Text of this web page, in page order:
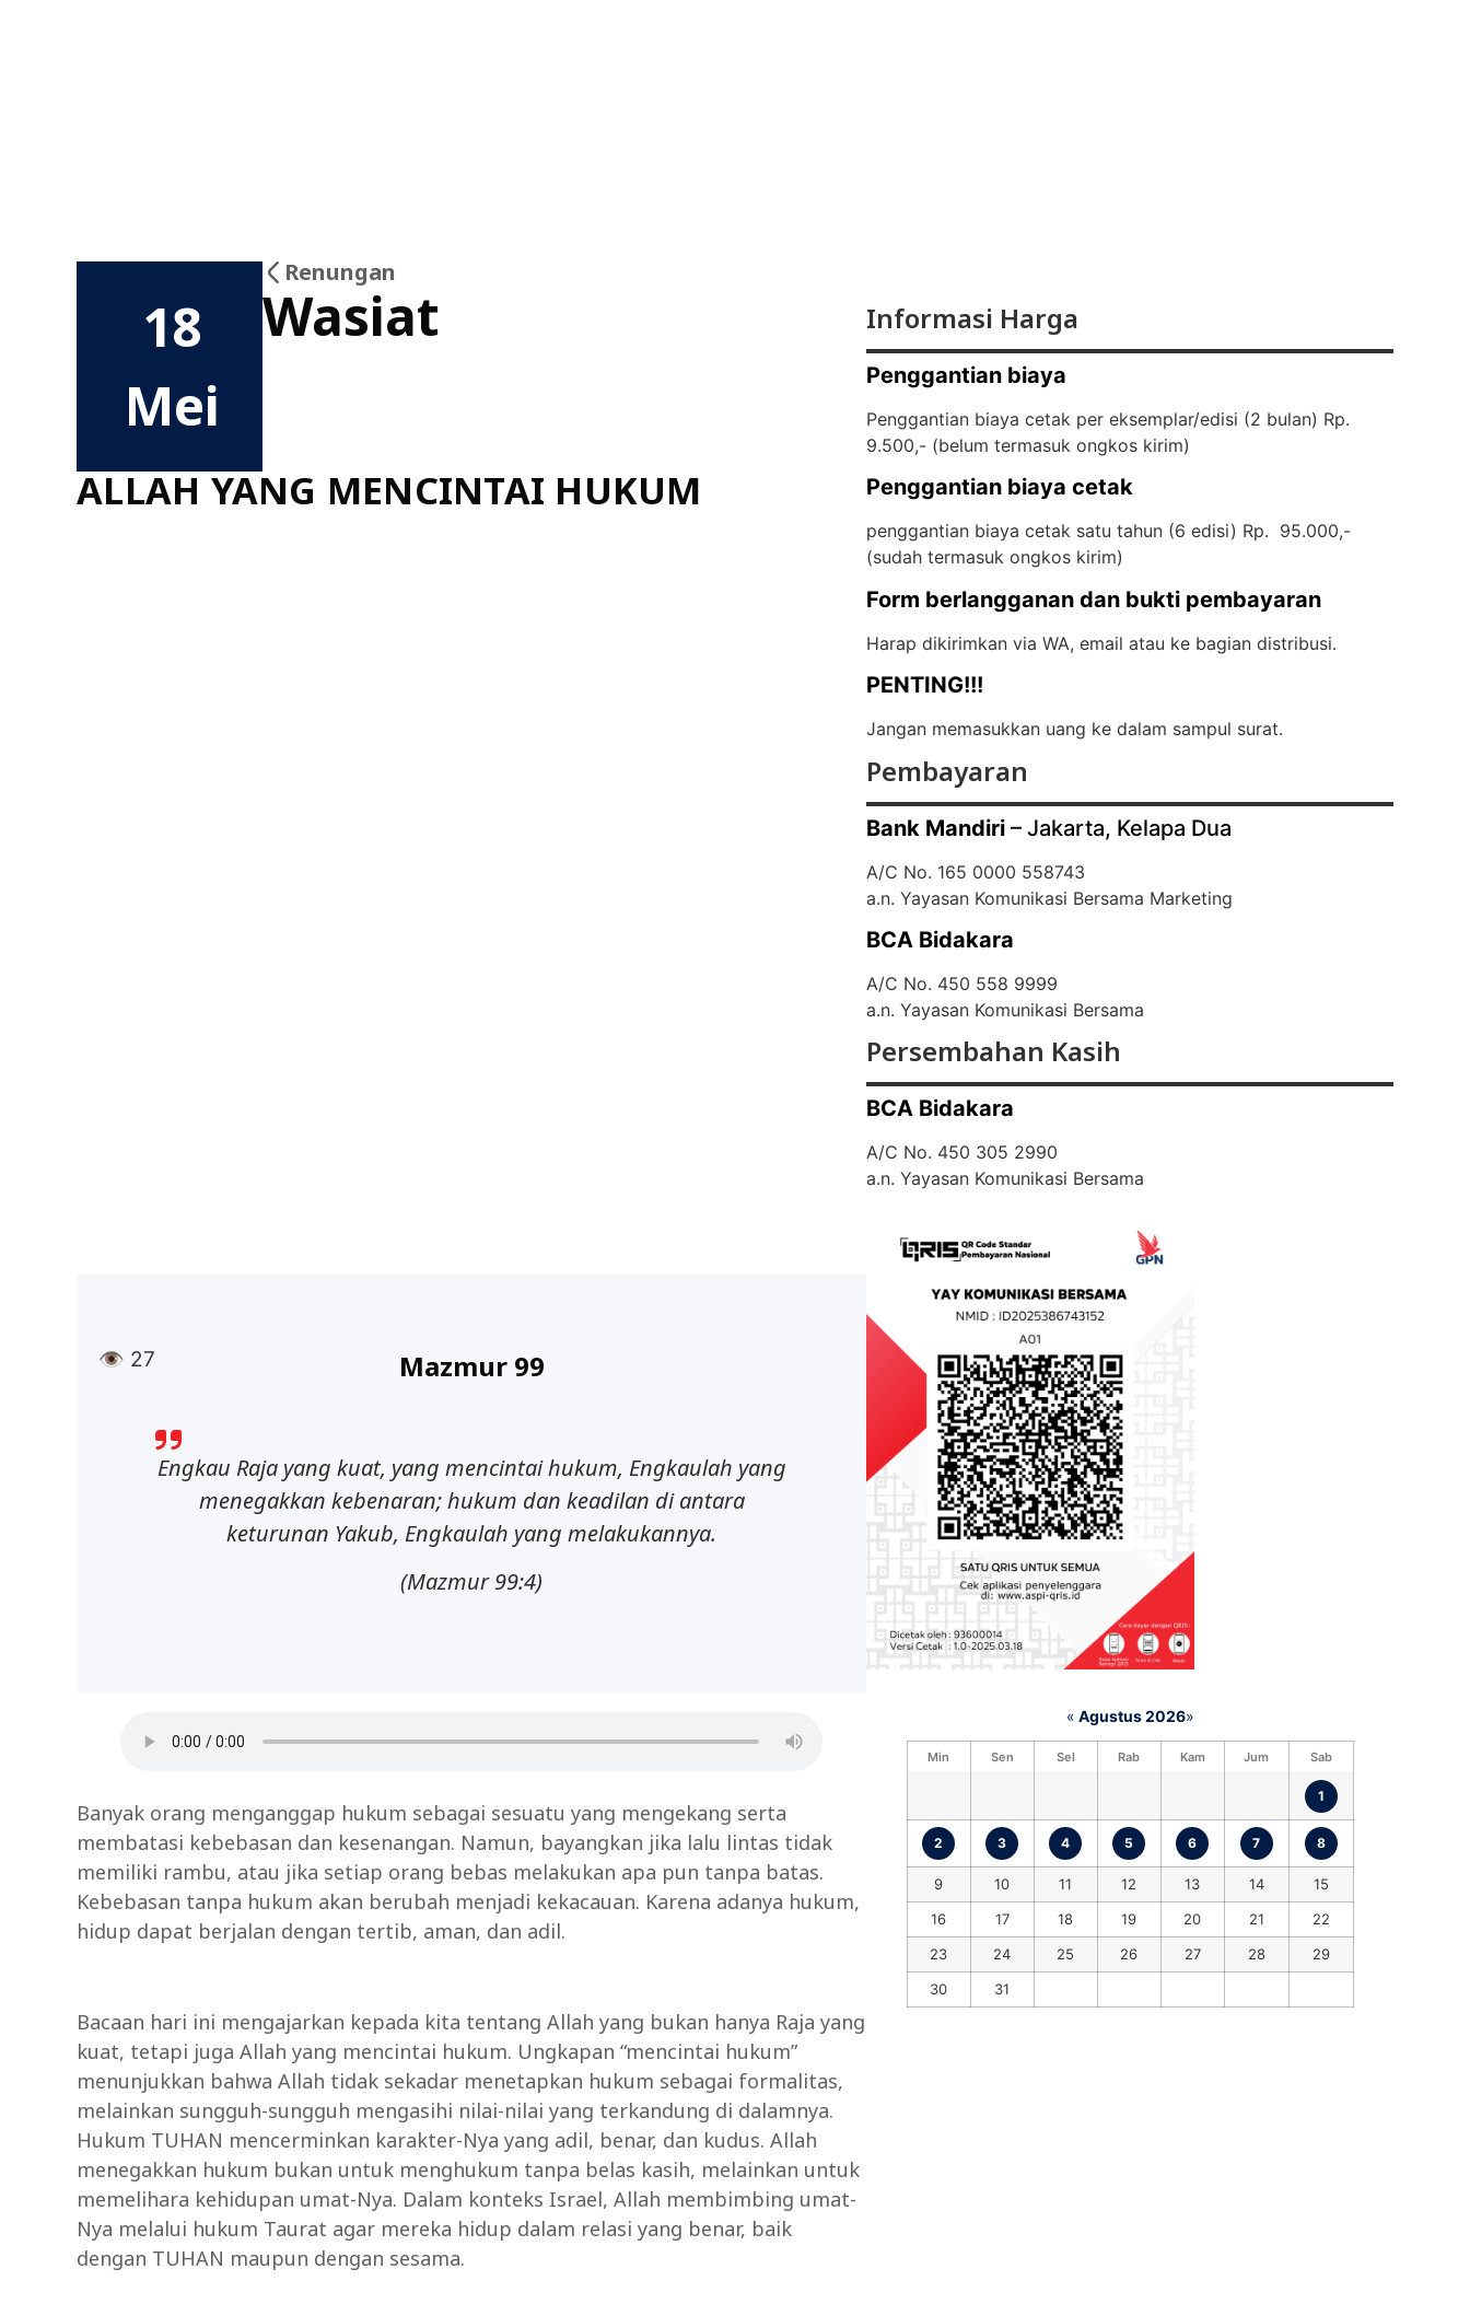
18
Mei
Renungan
Wasiat
ALLAH YANG MENCINTAI HUKUM
👁 27 Mazmur 99
Engkau Raja yang kuat, yang mencintai hukum, Engkaulah yang
menegakkan kebenaran; hukum dan keadilan di antara
keturunan Yakub, Engkaulah yang melakukannya.
(Mazmur 99:4)
Banyak orang menganggap hukum sebagai sesuatu yang mengekang serta
membatasi kebebasan dan kesenangan. Namun, bayangkan jika lalu lintas tidak
memiliki rambu, atau jika setiap orang bebas melakukan apa pun tanpa batas.
Kebebasan tanpa hukum akan berubah menjadi kekacauan. Karena adanya hukum,
hidup dapat berjalan dengan tertib, aman, dan adil.
Bacaan hari ini mengajarkan kepada kita tentang Allah yang bukan hanya Raja yang
kuat, tetapi juga Allah yang mencintai hukum. Ungkapan “mencintai hukum”
menunjukkan bahwa Allah tidak sekadar menetapkan hukum sebagai formalitas,
melainkan sungguh-sungguh mengasihi nilai-nilai yang terkandung di dalamnya.
Hukum TUHAN mencerminkan karakter-Nya yang adil, benar, dan kudus. Allah
menegakkan hukum bukan untuk menghukum tanpa belas kasih, melainkan untuk
memelihara kehidupan umat-Nya. Dalam konteks Israel, Allah membimbing umat-
Nya melalui hukum Taurat agar mereka hidup dalam relasi yang benar, baik
dengan TUHAN maupun dengan sesama.
Informasi Harga
Penggantian biaya
Penggantian biaya cetak per eksemplar/edisi (2 bulan) Rp.
9.500,- (belum termasuk ongkos kirim)
Penggantian biaya cetak
penggantian biaya cetak satu tahun (6 edisi) Rp. 95.000,-
(sudah termasuk ongkos kirim)
Form berlangganan dan bukti pembayaran
Harap dikirimkan via WA, email atau ke bagian distribusi.
PENTING!!!
Jangan memasukkan uang ke dalam sampul surat.
Pembayaran
Bank Mandiri – Jakarta, Kelapa Dua
A/C No. 165 0000 558743
a.n. Yayasan Komunikasi Bersama Marketing
BCA Bidakara
A/C No. 450 558 9999
a.n. Yayasan Komunikasi Bersama
Persembahan Kasih
BCA Bidakara
A/C No. 450 305 2990
a.n. Yayasan Komunikasi Bersama
« Agustus 2026»
Min Sen Sel Rab Kam Jum Sab
1
2 3 4 5 6 7 8
9 10 11 12 13 14
15
16
17 18 19 20 21
22
23
24 25 26 27 28
29
30
31